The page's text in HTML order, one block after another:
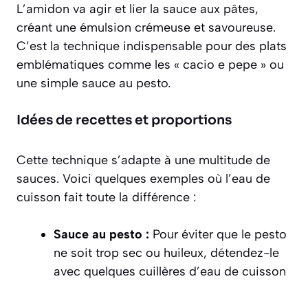
L’amidon va agir et lier la sauce aux pâtes,
créant une émulsion crémeuse et savoureuse.
C’est la technique indispensable pour des plats
emblématiques comme les « cacio e pepe » ou
une simple sauce au pesto.
Idées de recettes et proportions
Cette technique s’adapte à une multitude de
sauces. Voici quelques exemples où l’eau de
cuisson fait toute la différence :
Sauce au pesto : Pour éviter que le pesto
ne soit trop sec ou huileux, détendez-le
avec quelques cuillères d’eau de cuisson